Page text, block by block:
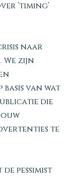
’timing’
naar
zijn
basis van wat
die
te
pessimist